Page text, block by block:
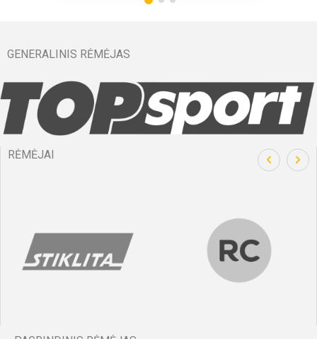
GENERALINIS RĖMĖJAS
RĖMĖJAI